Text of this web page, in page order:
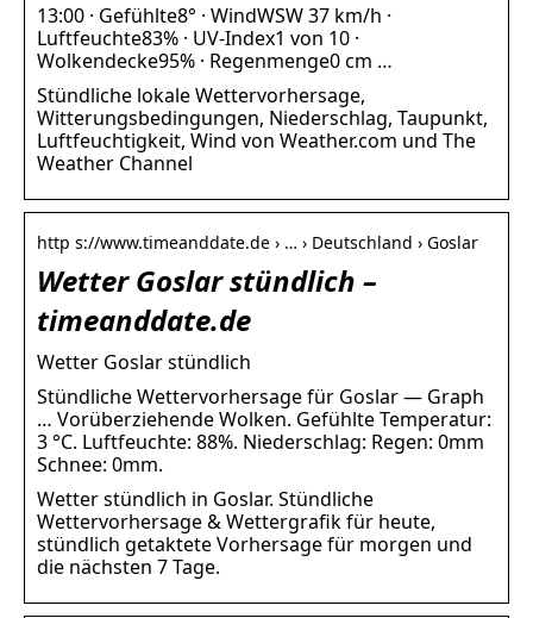
13:00 · Gefühlte8° · WindWSW 37 km/h ·
Luftfeuchte83% · UV-Index1 von 10 ·
Wolkendecke95% · Regenmenge0 cm …
Stündliche lokale Wettervorhersage,
Witterungsbedingungen, Niederschlag, Taupunkt,
Luftfeuchtigkeit, Wind von Weather.com und The
Weather Channel
http s://www.timeanddate.de › … › Deutschland › Goslar
Wetter Goslar stündlich –
timeanddate.de
Wetter Goslar stündlich
Stündliche Wettervorhersage für Goslar — Graph
… Vorüberziehende Wolken. Gefühlte Temperatur:
3 °C. Luftfeuchte: 88%. Niederschlag: Regen: 0mm
Schnee: 0mm.
Wetter stündlich in Goslar. Stündliche
Wettervorhersage & Wettergrafik für heute,
stündlich getaktete Vorhersage für morgen und
die nächsten 7 Tage.